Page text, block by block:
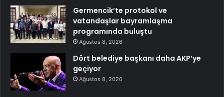
Germencik’te protokol ve
vatandaşlar bayramlaşma
programında buluştu
Ağustos 8, 2026
Dört belediye başkanı daha AKP’ye
geçiyor
Ağustos 8, 2026